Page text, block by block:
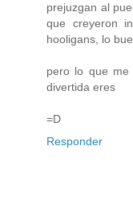
prejuzgan al
que creyeron
hooligans, lo
pero lo que
divertida eres
=D
Responder